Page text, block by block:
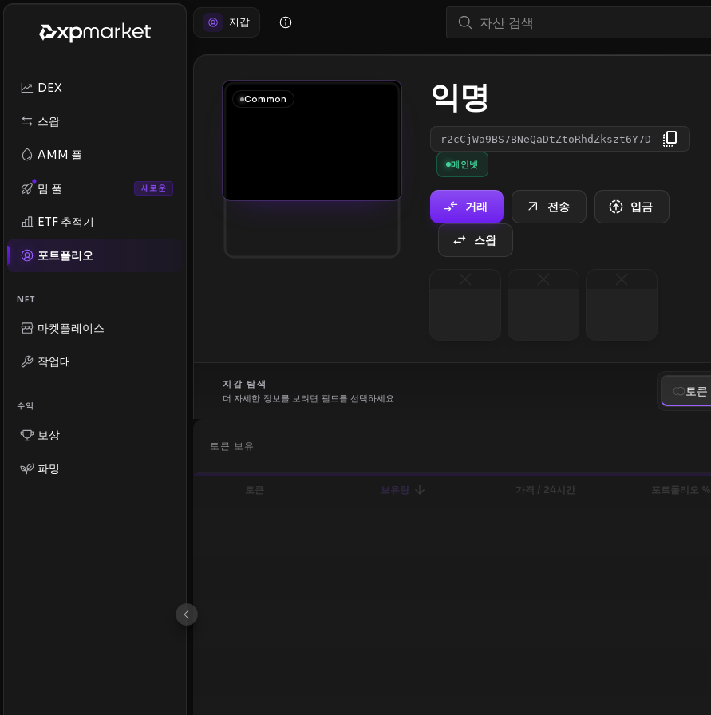
DEX
스왑
AMM 풀
밈 풀 새로운
ETF 추적기
포트폴리오
NFT
마켓플레이스
작업대
수익
보상
파밍
지갑
Common 익명
r2cCjWa9BS7BNeQaDtZtoRhdZkszt6Y7D
메인넷
거래 전송 입금
스왑
지갑 탐색
더 자세한 정보를 보려면 필드를 선택하세요
토큰
토큰 보유
토큰 보유량 가격 / 24시간 포트폴리오 %